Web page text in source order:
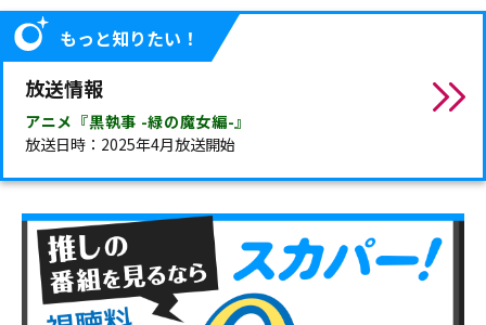
もっと知りたい！
放送情報
アニメ『黒執事 -緑の魔女編-』
放送日時：2025年4月放送開始